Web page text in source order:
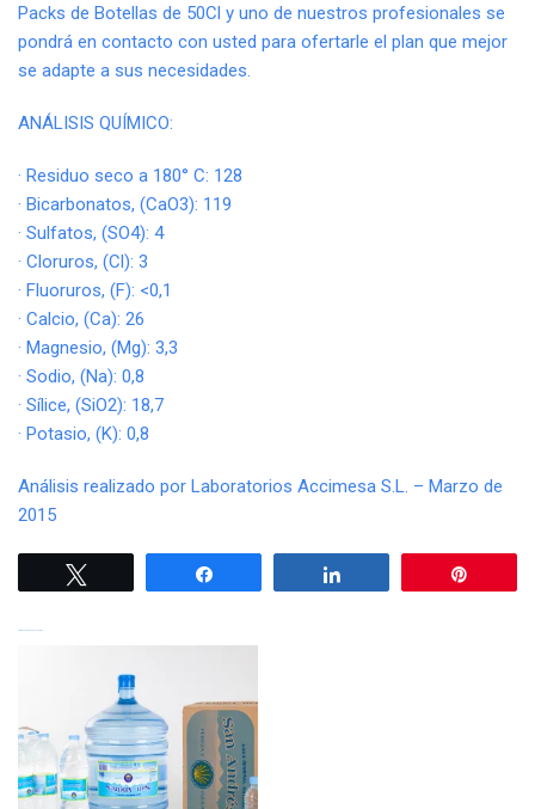
Packs de Botellas de 50Cl y uno de nuestros profesionales se
pondrá en contacto con usted para ofertarle el plan que mejor
se adapte a sus necesidades.
ANÁLISIS QUÍMICO:
· Residuo seco a 180° C: 128
· Bicarbonatos, (CaO3): 119
· Sulfatos, (SO4): 4
· Cloruros, (Cl): 3
· Fluoruros, (F): <0,1
· Calcio, (Ca): 26
· Magnesio, (Mg): 3,3
· Sodio, (Na): 0,8
· Sílice, (SiO2): 18,7
· Potasio, (K): 0,8
Análisis realizado por Laboratorios Accimesa S.L. – Marzo de
2015